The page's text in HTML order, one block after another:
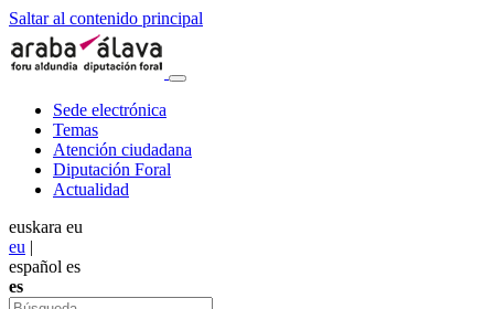
Saltar al contenido principal
Sede electrónica
Temas
Atención ciudadana
Diputación Foral
Actualidad
euskara eu
eu |
español es
es